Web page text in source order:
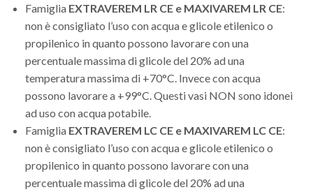
Famiglia EXTRAVEREM LR CE e MAXIVAREM LR CE:
non è consigliato l’uso con acqua e glicole etilenico o
propilenico in quanto possono lavorare con una
percentuale massima di glicole del 20% ad una
temperatura massima di +70°C. Invece con acqua
possono lavorare a +99°C. Questi vasi NON sono idonei
ad uso con acqua potabile.
Famiglia EXTRAVEREM LC CE e MAXIVAREM LC CE:
non è consigliato l’uso con acqua e glicole etilenico o
propilenico in quanto possono lavorare con una
percentuale massima di glicole del 20% ad una